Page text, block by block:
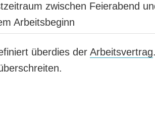
zwischen Feierabend
Arbeitsbeginn
überdies der Ar­beits­ver­trag